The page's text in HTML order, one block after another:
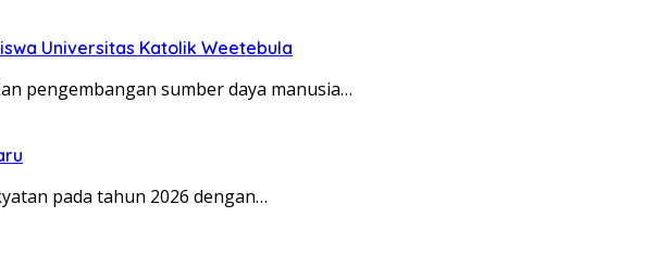
Universitas Katolik Weetebula
pengembangan sumber daya manusia…
pada tahun 2026 dengan…